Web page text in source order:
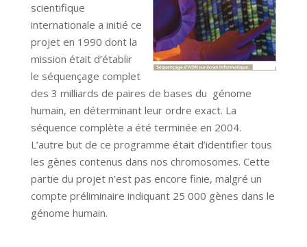
scientifique
internationale a initié ce
projet en 1990 dont la
mission était d’établir
le séquençage complet
des 3 milliards de paires de bases du génome
humain, en déterminant leur ordre exact. La
séquence complète a été terminée en 2004.
L’autre but de ce programme était d’identifier tous
les gènes contenus dans nos chromosomes. Cette
partie du projet n’est pas encore finie, malgré un
compte préliminaire indiquant 25 000 gènes dans le
génome humain.